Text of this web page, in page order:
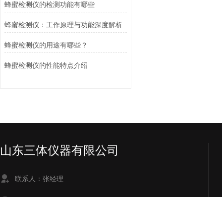
蜂蜜检测仪的检测功能有哪些
蜂蜜检测仪：工作原理与功能深度解析
蜂蜜检测仪的用途有哪些？
蜂蜜检测仪的性能特点介绍
山东三体仪器有限公司
联系人：张经理